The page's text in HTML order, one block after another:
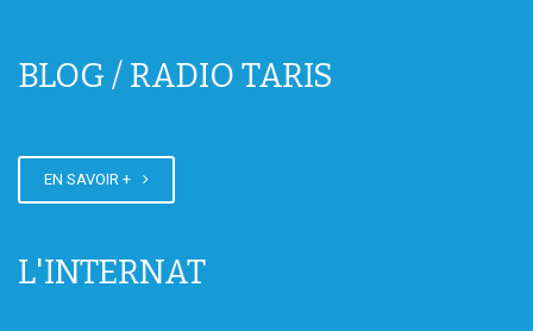
BLOG / RADIO TARIS
EN SAVOIR +
L'INTERNAT